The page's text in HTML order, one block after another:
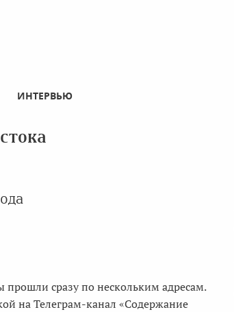
ИНТЕРВЬЮ
сразу по нескольким адресам.
на Телеграм-канал «Содержание